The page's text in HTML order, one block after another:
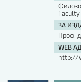
ЗА
Проф.
WEB
http://